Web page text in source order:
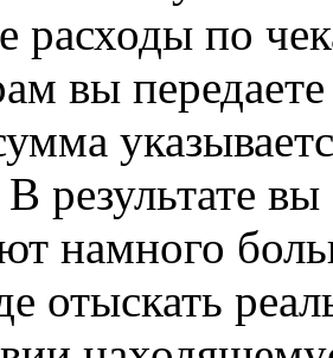
расходы по
вы
результате
намного
отыскать